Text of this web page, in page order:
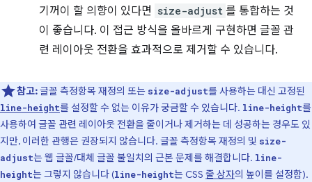
기꺼이 할 의향이 있다면 size-adjust 를 통합하는 것
이 좋습니다. 이 접근 방식을 올바르게 구현하면 글꼴 관
련 레이아웃 전환을 효과적으로 제거할 수 있습니다.
참고:글꼴 측정항목 재정의 또는 size-adjust를 사용하는 대신 고정된
line-height를 설정할 수 없는 이유가 궁금할 수 있습니다. line-height를
사용하여 글꼴 관련 레이아웃 전환을 줄이거나 제거하는 데 성공하는 경우도 있
지만, 이러한 관행은 권장되지 않습니다. 글꼴 측정항목 재정의 및 size-
adjust는 웹 글꼴/대체 글꼴 불일치의 근본 문제를 해결합니다. line-
height는 그렇지 않습니다 (line-height는 CSS 줄 상자의 높이를 설정함).